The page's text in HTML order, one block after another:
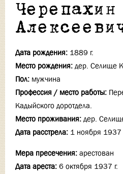
Черепахин
Дата рождения: 1889 г.
Место рождения: дер. Селище
Пол: мужчина
Профессия / место работы:
Кадыйского доротдела.
Место проживания: дер.
Дата расстрела: 1 ноября 1937
Мера пресечения: арестован
Дата ареста: 6 октября 1937 г.